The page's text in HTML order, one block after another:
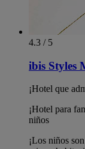
4.3 / 5
ibis Styles
¡Hotel que
¡Hotel para
niños
¡Los niños